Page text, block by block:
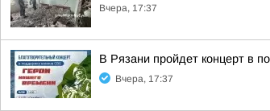
Вчера, 17:37
В Рязани пройдет концерт в
Вчера, 17:37